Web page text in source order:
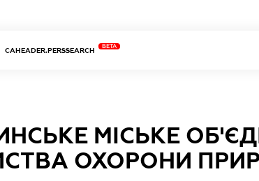
CAHEADER.PERSSEARCH
BETA
МІСЬКЕ
ОХОРОНИ